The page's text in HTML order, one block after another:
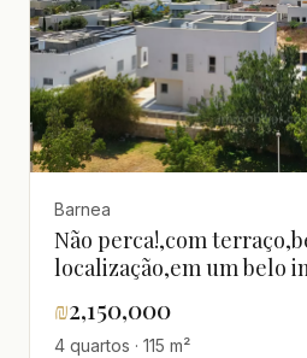
Barnea
Não perca!,com
localização,em um belo
₪2,150,000
4 quartos · 115 m²